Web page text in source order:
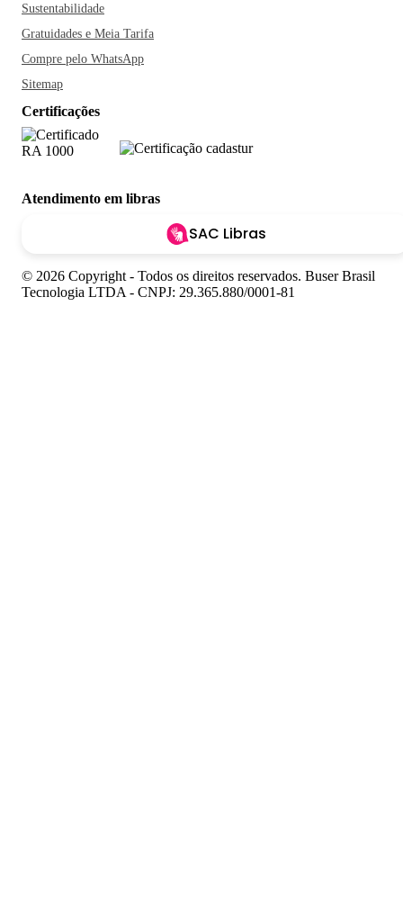
Sustentabilidade
Gratuidades e Meia Tarifa
Compre pelo WhatsApp
Sitemap
Certificações
Atendimento em libras
SAC Libras
© 2026 Copyright - Todos os direitos reservados. Buser Brasil
Tecnologia LTDA - CNPJ: 29.365.880/0001-81